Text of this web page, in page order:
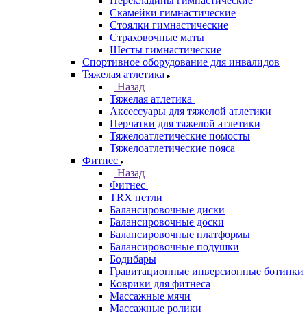
Скамейки гимнастические
Стоялки гимнастические
Страховочные маты
Шесты гимнастические
Спортивное оборудование для инвалидов
Тяжелая атлетика
Назад
Тяжелая атлетика
Аксессуары для тяжелой атлетики
Перчатки для тяжелой атлетики
Тяжелоатлетические помосты
Тяжелоатлетические пояса
Фитнес
Назад
Фитнес
TRX петли
Балансировочные диски
Балансировочные доски
Балансировочные платформы
Балансировочные подушки
Бодибары
Гравитационные инверсионные ботинки
Коврики для фитнеса
Массажные мячи
Массажные ролики